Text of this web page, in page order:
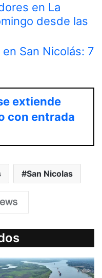
en La
desde las
San Nicolás: 7
extiende
con entrada
San Nicolas